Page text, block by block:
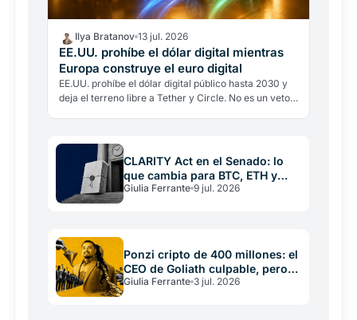
Ilya Bratanov 13 jul. 2026
EE.UU. prohíbe el dólar digital mientras
Europa construye el euro digital
EE.UU. prohíbe el dólar digital público hasta 2030 y
deja el terreno libre a Tether y Circle. No es un veto a
CLARITY Act en el Senado: lo
que cambia para BTC, ETH y
XRP
Giulia Ferrante 9 jul. 2026
Ponzi cripto de 400 millones: el
CEO de Goliath culpable, pero
solo el 0,3% era cripto
Giulia Ferrante 3 jul. 2026